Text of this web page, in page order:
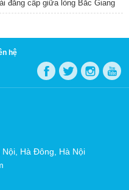
đẳng cấp giữa lòng Bắc Giang
hệ
Hà Đông, Hà Nội